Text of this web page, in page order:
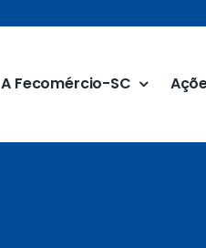
A Fecomércio-SC